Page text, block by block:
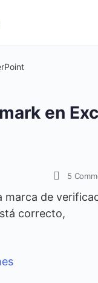
en
5
marca de
correcto,